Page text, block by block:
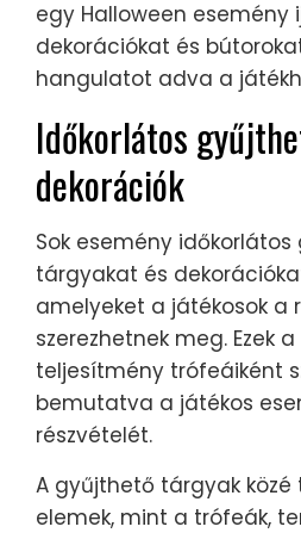
egy Halloween esemény
dekorációkat és
hangulatot adva a
Időkorlátos
dekorációk
Sok esemény
tárgyakat és
amelyeket a játékosok a
szerezhetnek meg. Ezek
teljesítmény trófeáiként
bemutatva a játékos
részvételét.
A gyűjthető tárgyak
elemek, mint a trófeák,